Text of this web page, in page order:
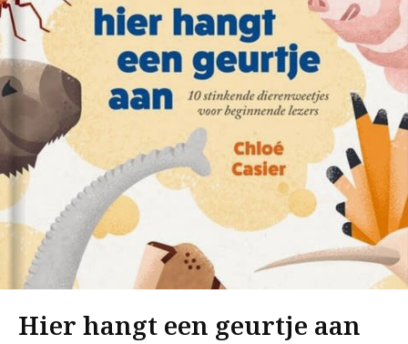
Hier hangt een geurtje aan